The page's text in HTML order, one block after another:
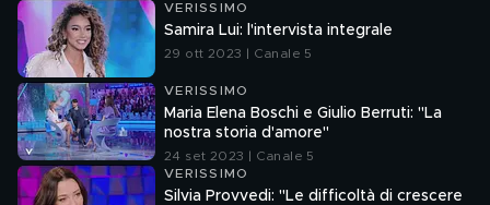
VERISSIMO
Samira Lui: l'intervista integrale
29 ott 2023 | Canale 5
VERISSIMO
Maria Elena Boschi e Giulio Berruti: "La
nostra storia d'amore"
24 set 2023 | Canale 5
VERISSIMO
Silvia Provvedi: "Le difficoltà di crescere